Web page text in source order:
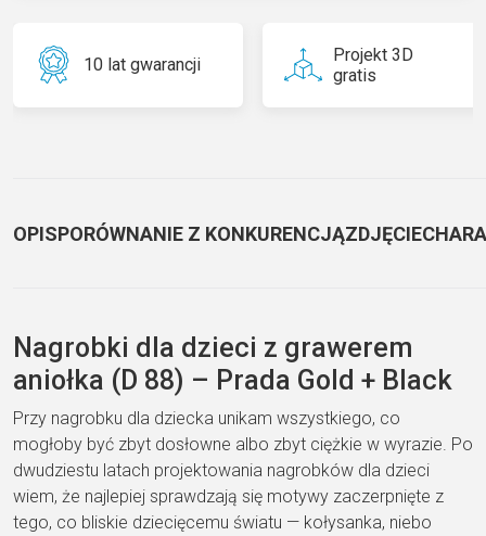
10 lat gwarancji
Projekt 3D
gratis
OPISPORÓWNANIE Z KONKURENCJĄZDJĘCIE
Nagrobki dla dzieci z grawerem
aniołka (D 88) – Prada Gold + Black
Przy nagrobku dla dziecka unikam wszystkiego, co
mogłoby być zbyt dosłowne albo zbyt ciężkie w wyrazie. Po
dwudziestu latach projektowania nagrobków dla dzieci
wiem, że najlepiej sprawdzają się motywy zaczerpnięte z
tego, co bliskie dziecięcemu światu — kołysanka, niebo